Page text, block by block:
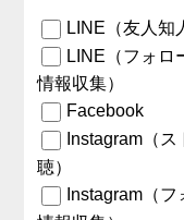
LINE（友人知
LINE（フォロ
情報収集）
Facebook
Instagram（
聴）
Instagram（